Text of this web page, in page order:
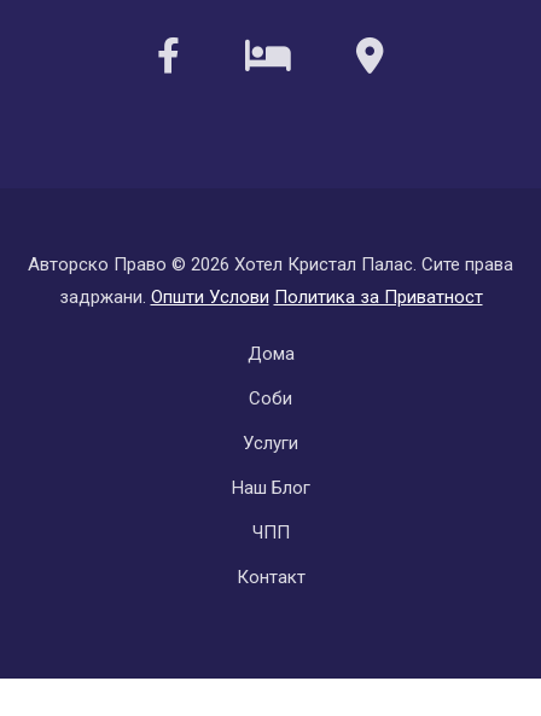
facebook
sirvoymaps
Авторско Право © 2026 Хотел Кристал Палас. Сите права
задржани. Општи Услови Политика за Приватност
Дома
Соби
Услуги
Наш Блог
ЧПП
Контакт